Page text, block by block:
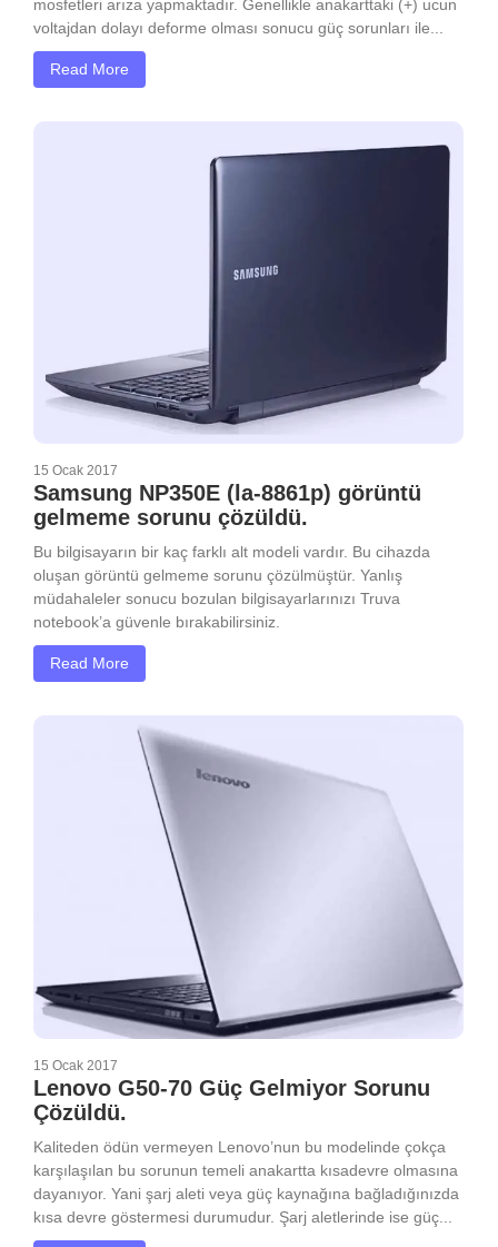
mosfetleri arıza yapmaktadır. Genellikle anakarttaki (+) ucun
voltajdan dolayı deforme olması sonucu güç sorunları ile...
Read More
15 Ocak 2017
Samsung NP350E (la-8861p) görüntü
gelmeme sorunu çözüldü.
Bu bilgisayarın bir kaç farklı alt modeli vardır. Bu cihazda
oluşan görüntü gelmeme sorunu çözülmüştür. Yanlış
müdahaleler sonucu bozulan bilgisayarlarınızı Truva
notebook’a güvenle bırakabilirsiniz.
Read More
15 Ocak 2017
Lenovo G50-70 Güç Gelmiyor Sorunu
Çözüldü.
Kaliteden ödün vermeyen Lenovo’nun bu modelinde çokça
karşılaşılan bu sorunun temeli anakartta kısadevre olmasına
dayanıyor. Yani şarj aleti veya güç kaynağına bağladığınızda
kısa devre göstermesi durumudur. Şarj aletlerinde ise güç...